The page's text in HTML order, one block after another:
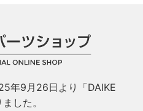
年9月26日より「DAIKE
した。